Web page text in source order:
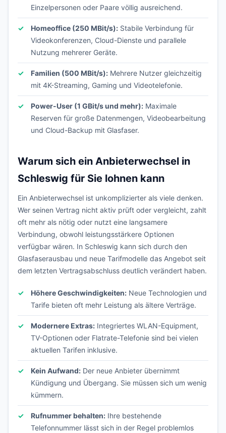
Einzelpersonen oder Paare völlig ausreichend.
Homeoffice (250 MBit/s): Stabile Verbindung für
Videokonferenzen, Cloud-Dienste und parallele
Nutzung mehrerer Geräte.
Familien (500 MBit/s): Mehrere Nutzer gleichzeitig
mit 4K-Streaming, Gaming und Videotelefonie.
Power-User (1 GBit/s und mehr): Maximale
Reserven für große Datenmengen, Videobearbeitung
und Cloud-Backup mit Glasfaser.
Warum sich ein Anbieterwechsel in
Schleswig für Sie lohnen kann
Ein Anbieterwechsel ist unkomplizierter als viele denken.
Wer seinen Vertrag nicht aktiv prüft oder vergleicht, zahlt
oft mehr als nötig oder nutzt eine langsamere
Verbindung, obwohl leistungsstärkere Optionen
verfügbar wären. In Schleswig kann sich durch den
Glasfaserausbau und neue Tarifmodelle das Angebot seit
dem letzten Vertragsabschluss deutlich verändert haben.
Höhere Geschwindigkeiten: Neue Technologien und
Tarife bieten oft mehr Leistung als ältere Verträge.
Modernere Extras: Integriertes WLAN-Equipment,
TV-Optionen oder Flatrate-Telefonie sind bei vielen
aktuellen Tarifen inklusive.
Kein Aufwand: Der neue Anbieter übernimmt
Kündigung und Übergang. Sie müssen sich um wenig
kümmern.
Rufnummer behalten: Ihre bestehende
Telefonnummer lässt sich in der Regel problemlos